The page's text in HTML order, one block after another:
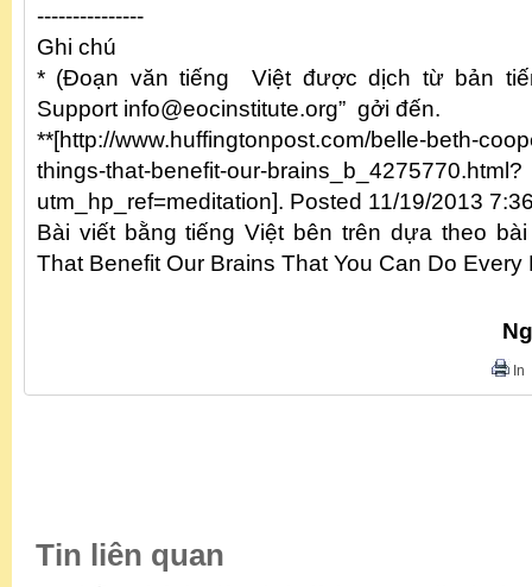
---------------
Ghi chú
* (Đoạn văn tiếng Việt được dịch từ bản
Support info@eocinstitute.org” gởi đến.
**[http://www.huffingtonpost.com/belle-beth-
things-that-benefit-our-brains_b_4275770.html?
utm_hp_ref=meditation]. Posted 11/19/2013
Bài viết bằng tiếng Việt bên trên dựa theo bài
That Benefit Our Brains That You Can Do Every
In
Tin liên quan